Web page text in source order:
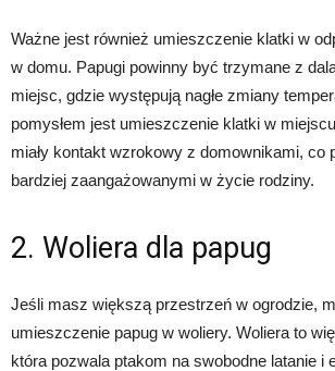
Ważne jest również umieszczenie klatki w
w domu. Papugi powinny być trzymane z
miejsc, gdzie występują nagłe zmiany
pomysłem jest umieszczenie klatki w
miały kontakt wzrokowy z domownikami, co
bardziej zaangażowanymi w życie rodziny.
2. Woliera dla papug
Jeśli masz większą przestrzeń w ogrodzie,
umieszczenie papug w woliery. Woliera to
która pozwala ptakom na swobodne latanie i